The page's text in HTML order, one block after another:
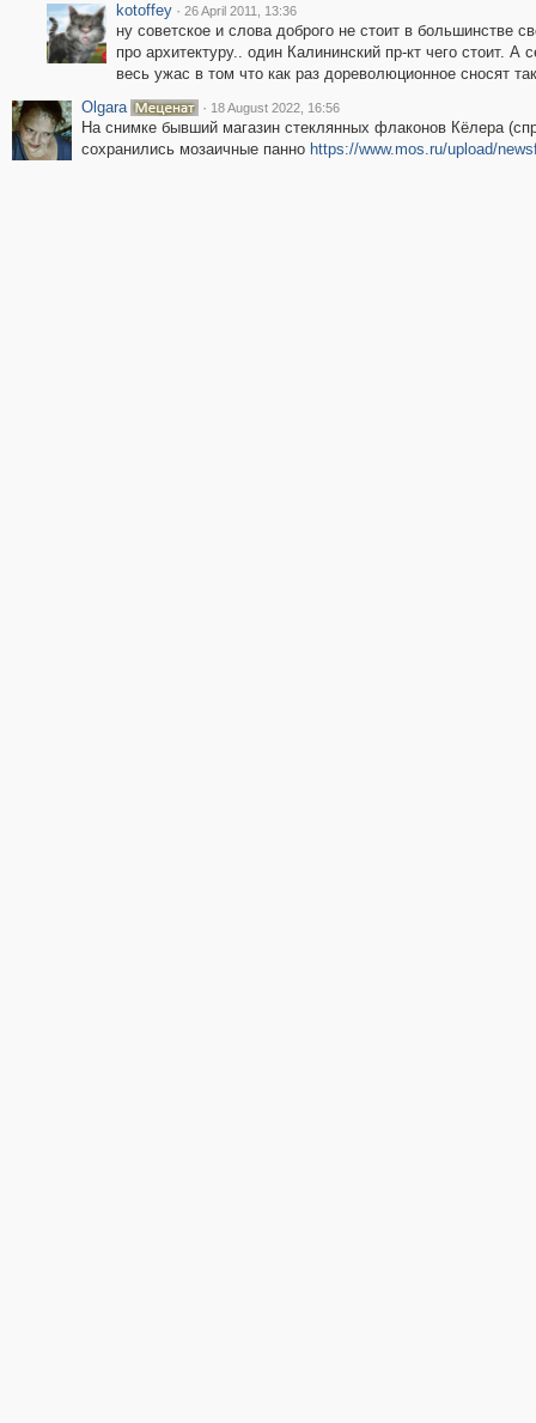
kotoffey · 26 April 2011, 13:36
ну советское и слова доброго не стоит в большинстве
про архитектуру.. один Калининский пр-кт чего стоит. А
весь ужас в том что как раз дореволюционное сносят
Olgara
· 18 August 2022, 16:56
На снимке бывший магазин стеклянных флаконов Кёлера
сохранились мозаичные панно https://www.mos.ru/upload/